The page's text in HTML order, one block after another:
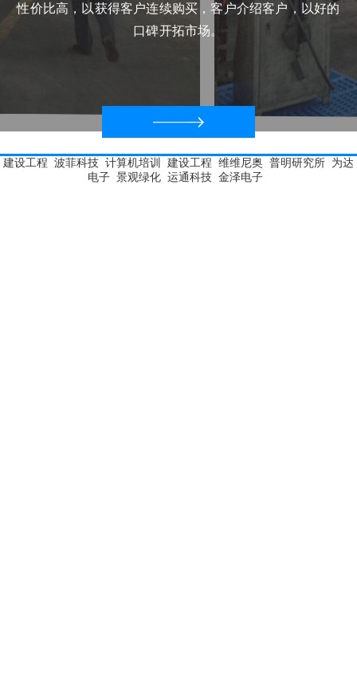
性价比高，以获得客户连续购买，客户介绍客户，以好的
口碑开拓市场。
建设工程 波菲科技 计算机培训 建设工程 维维尼奥 普明研究所 为达
电子 景观绿化 运通科技 金泽电子